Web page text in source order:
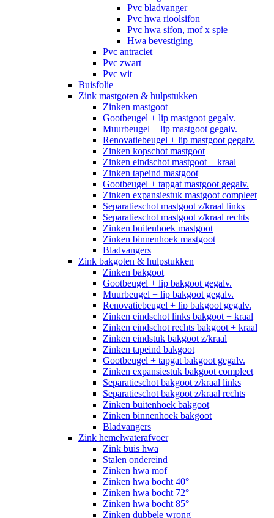
Pvc bladvanger
Pvc hwa rioolsifon
Pvc hwa sifon, mof x spie
Hwa bevestiging
Pvc antraciet
Pvc zwart
Pvc wit
Buisfolie
Zink mastgoten & hulpstukken
Zinken mastgoot
Gootbeugel + lip mastgoot gegalv.
Muurbeugel + lip mastgoot gegalv.
Renovatiebeugel + lip mastgoot gegalv.
Zinken kopschot mastgoot
Zinken eindschot mastgoot + kraal
Zinken tapeind mastgoot
Gootbeugel + tapgat mastgoot gegalv.
Zinken expansiestuk mastgoot compleet
Separatieschot mastgoot z/kraal links
Separatieschot mastgoot z/kraal rechts
Zinken buitenhoek mastgoot
Zinken binnenhoek mastgoot
Bladvangers
Zink bakgoten & hulpstukken
Zinken bakgoot
Gootbeugel + lip bakgoot gegalv.
Muurbeugel + lip bakgoot gegalv.
Renovatiebeugel + lip bakgoot gegalv.
Zinken eindschot links bakgoot + kraal
Zinken eindschot rechts bakgoot + kraal
Zinken eindstuk bakgoot z/kraal
Zinken tapeind bakgoot
Gootbeugel + tapgat bakgoot gegalv.
Zinken expansiestuk bakgoot compleet
Separatieschot bakgoot z/kraal links
Separatieschot bakgoot z/kraal rechts
Zinken buitenhoek bakgoot
Zinken binnenhoek bakgoot
Bladvangers
Zink hemelwaterafvoer
Zink buis hwa
Stalen ondereind
Zinken hwa mof
Zinken hwa bocht 40°
Zinken hwa bocht 72°
Zinken hwa bocht 85°
Zinken dubbele wrong